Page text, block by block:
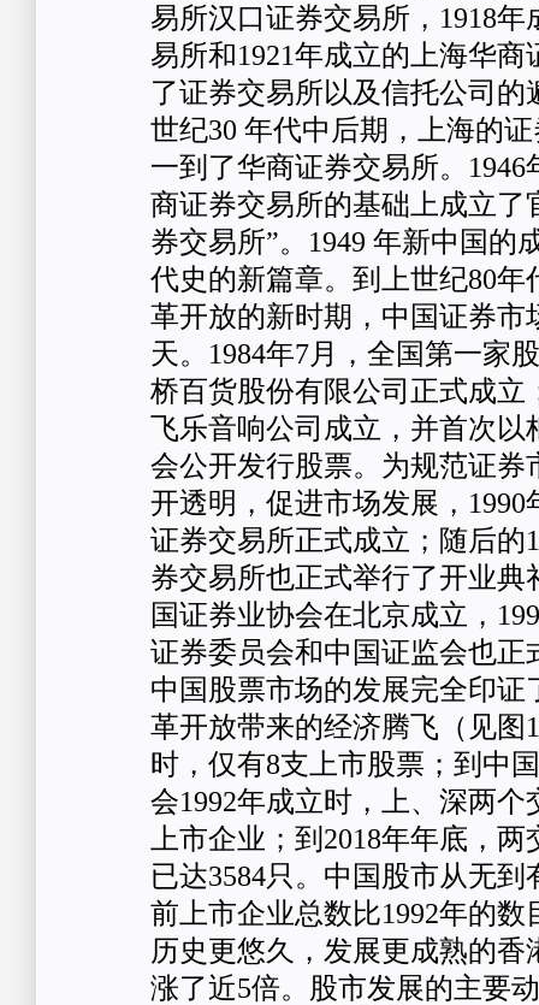
易所汉口证券交易所，1918年
易所和1921年成立的上海华商
了证券交易所以及信托公司的
世纪30 年代中后期，上海的
一到了华商证券交易所。
商证券交易所的基础上成立了
券交易所”。1949 年新中国的
代史的新篇章。到上世纪80年
革开放的新时期，中国证券市
天。1984年7月，全国第一家
桥百货股份有限公司正式成立
飞乐音响公司成立，并首次以
会公开发行股票。为规范证券
开透明，促进市场发展，1990
证券交易所正式成立；随后的
券交易所也正式举行了开业典
国证券业协会在北京成立，
证券委员会和中国证监会也正
中国股票市场的发展完全印证
革开放带来的经济腾飞（见图
时，仅有8支上市股票；到中
会1992年成立时，上、深两个
上市企业；到2018年年底，
已达3584只。中国股市从无
前上市企业总数比1992年的数
历史更悠久，发展更成熟的香
涨了近5倍。股市发展的主要